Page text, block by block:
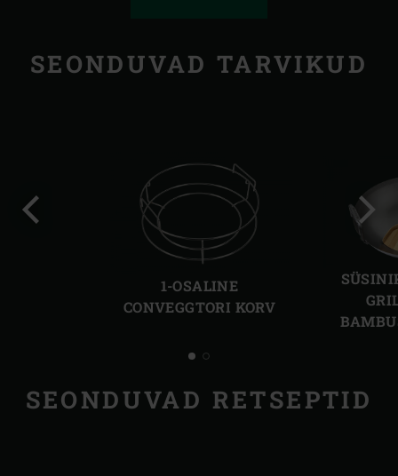
SEONDUVAD TARVIKUD
1-OSALINE
CONVEGGTORI KORV
SEONDUVAD RETSEPTID